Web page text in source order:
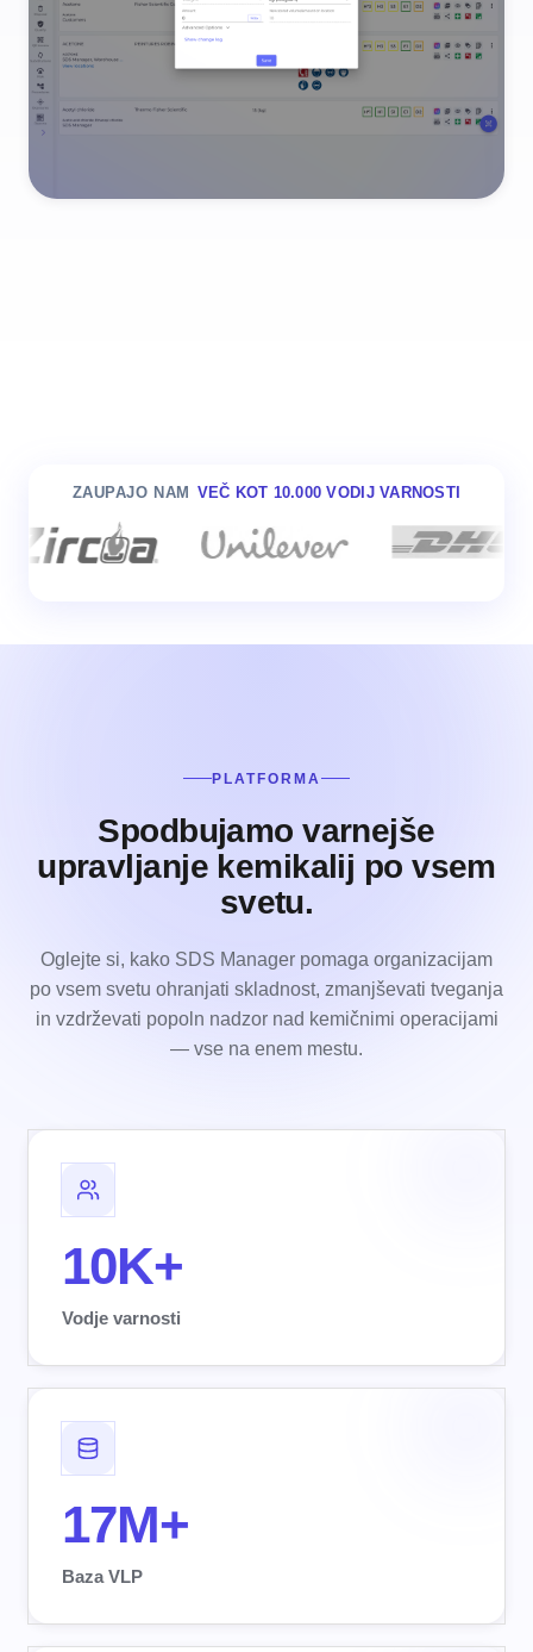
ZAUPAJO NAM VEČ KOT 10.000 VODIJ VARNOSTI
PLATFORMA
Spodbujamo varnejše
upravljanje kemikalij po vsem
svetu.
Oglejte si, kako SDS Manager pomaga organizacijam
po vsem svetu ohranjati skladnost, zmanjševati tveganja
in vzdrževati popoln nadzor nad kemičnimi operacijami
— vse na enem mestu.
10K+
Vodje varnosti
17M+
Baza VLP